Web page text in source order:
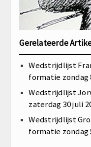
Gerelateerde
Wedstrijdlijst
formatie zondag
Wedstrijdlijst
zaterdag 30 juli
Wedstrijdlijst
formatie zondag